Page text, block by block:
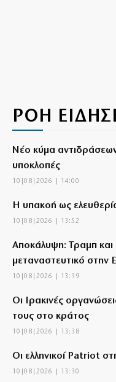
ΡΟΗ
Νέο κύμα
υποκλοπές
10|08|2026 | 14:00
Η υπακοή ως
10|08|2026 | 13:52
Αποκάλυψη: Τραμπ και
μεταναστευτικό στην
10|08|2026 | 13:39
Οι Ιρακινές
τους στο κράτος
10|08|2026 | 13:38
Οι ελληνικοί Patriot
10|08|2026 | 13:30